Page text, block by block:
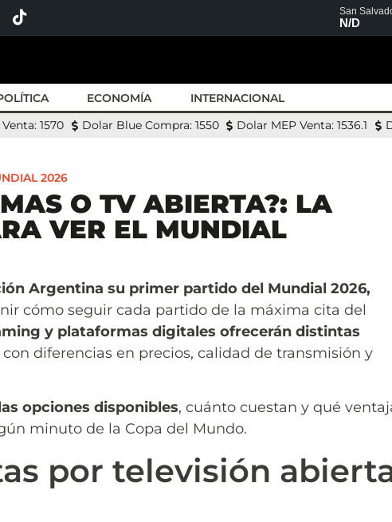
San
N/D
ECONOMÍA
INTERNACIONAL
1570 Dolar Blue Compra: 1550 Dolar MEP Venta: 1536.1
2026
O TV ABIERTA?: LA
VER EL MUNDIAL
Argentina su primer partido del Mundial 2026,
cómo seguir cada partido de la máxima cita del
y plataformas digitales ofrecerán distintas
con diferencias en precios, calidad de transmisión y
opciones disponibles, cuánto cuestan y qué
minuto de la Copa del Mundo.
por televisión